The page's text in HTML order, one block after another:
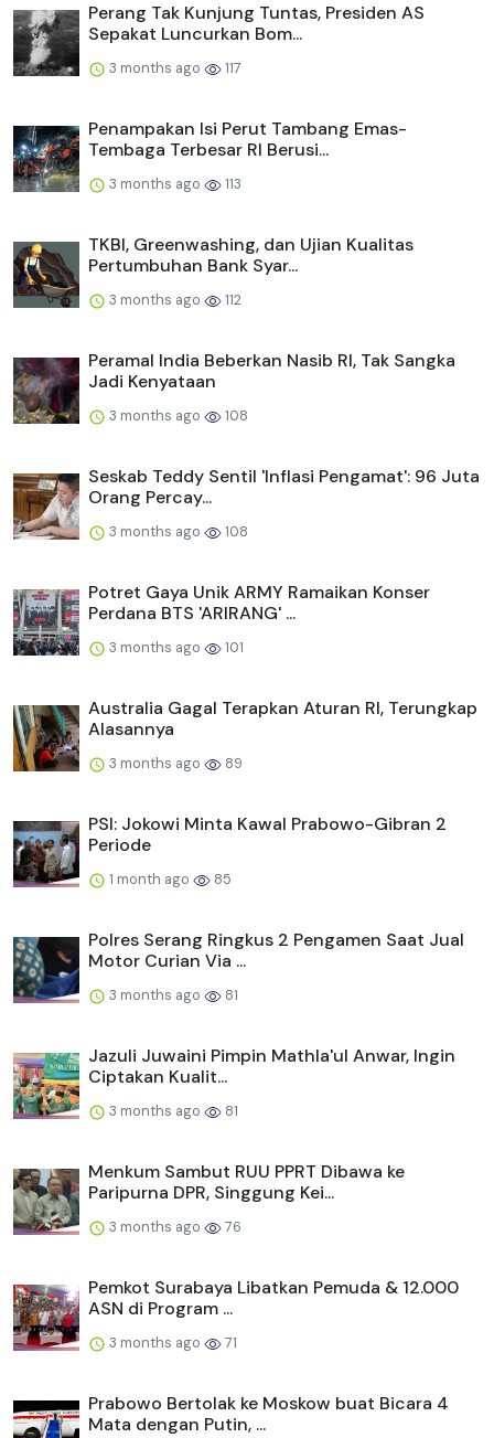
Perang Tak Kunjung Tuntas, Presiden AS
Sepakat Luncurkan Bom...
3 months ago 117
Penampakan Isi Perut Tambang Emas-
Tembaga Terbesar RI Berusi...
3 months ago 113
TKBI, Greenwashing, dan Ujian Kualitas
Pertumbuhan Bank Syar...
3 months ago 112
Peramal India Beberkan Nasib RI, Tak Sangka
Jadi Kenyataan
3 months ago 108
Seskab Teddy Sentil 'Inflasi Pengamat': 96 Juta
Orang Percay...
3 months ago 108
Potret Gaya Unik ARMY Ramaikan Konser
Perdana BTS 'ARIRANG' ...
3 months ago 101
Australia Gagal Terapkan Aturan RI, Terungkap
Alasannya
3 months ago 89
PSI: Jokowi Minta Kawal Prabowo-Gibran 2
Periode
1 month ago 85
Polres Serang Ringkus 2 Pengamen Saat Jual
Motor Curian Via ...
3 months ago 81
Jazuli Juwaini Pimpin Mathla'ul Anwar, Ingin
Ciptakan Kualit...
3 months ago 81
Menkum Sambut RUU PPRT Dibawa ke
Paripurna DPR, Singgung Kei...
3 months ago 76
Pemkot Surabaya Libatkan Pemuda & 12.000
ASN di Program ...
3 months ago 71
Prabowo Bertolak ke Moskow buat Bicara 4
Mata dengan Putin, ...